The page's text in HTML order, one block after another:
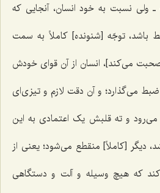
ولی نسبت به خود انسان، آنجایی که
توجّه [شنونده] کاملاً به سمت
می‌کند]، انسان از آن قوای خودش
ضبط می‌گذارد؛ و آن دقت لازم و تیزی‌ای
می‌رود و ته قلبش یک اعتمادی به این
دیگر [کاملاً] منقطع می‌شود؛ یعنی از
که هیچ وسیله و آلت و دستگاهی